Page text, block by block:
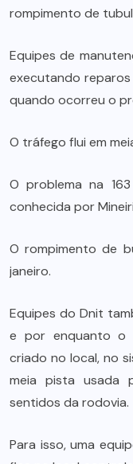
rompimento de
Equipes de
executando
quando ocorreu o
O tráfego flui em
O problema na
conhecida por
O rompimento de
janeiro.
Equipes do Dnit
e por enquanto o
criado no local, no
meia pista usada
sentidos da rodovia.
Para isso, uma